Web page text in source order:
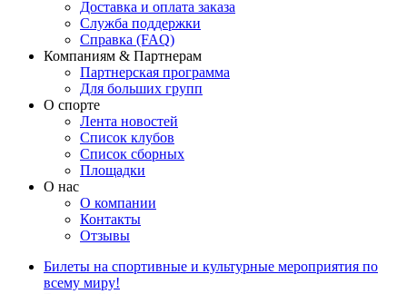
Доставка и оплата заказа
Служба поддержки
Справка (FAQ)
Компаниям & Партнерам
Партнерская программа
Для больших групп
О спорте
Лента новостей
Список клубов
Список сборных
Площадки
О нас
О компании
Контакты
Отзывы
Билеты на спортивные и культурные мероприятия по
всему миру!